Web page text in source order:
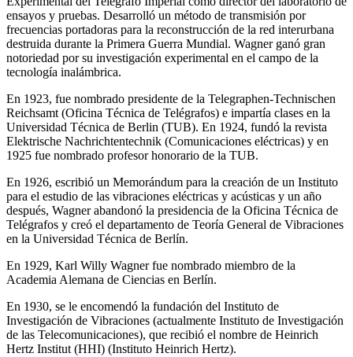
ensayos y pruebas. Desarrolló un método de transmisión por
frecuencias portadoras para la reconstrucción de la red interurbana
destruida durante la Primera Guerra Mundial. Wagner ganó gran
notoriedad por su investigación experimental en el campo de la
tecnología inalámbrica.
En 1923, fue nombrado presidente de la Telegraphen-Technischen
Reichsamt (Oficina Técnica de Telégrafos) e impartía clases en la
Universidad Técnica de Berlin (TUB). En 1924, fundó la revista
Elektrische Nachrichtentechnik (Comunicaciones eléctricas) y en
1925 fue nombrado profesor honorario de la TUB.
En 1926, escribió un Memorándum para la creación de un Instituto
para el estudio de las vibraciones eléctricas y acústicas y un año
después, Wagner abandonó la presidencia de la Oficina Técnica de
Telégrafos y creó el departamento de Teoría General de Vibraciones
en la Universidad Técnica de Berlín.
En 1929, Karl Willy Wagner fue nombrado miembro de la
Academia Alemana de Ciencias en Berlín.
En 1930, se le encomendó la fundación del Instituto de
Investigación de Vibraciones (actualmente Instituto de Investigación
de las Telecomunicaciones), que recibió el nombre de Heinrich
Hertz Institut (HHI) (Instituto Heinrich Hertz).